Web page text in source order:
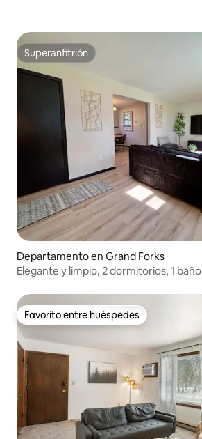
Superanfitrión
Superanfitrión
Departamento en Grand Forks
Elegante y limpio, 2 dormitorios, 1 baño
Favorito entre huéspedes
Favorito entre huéspedes